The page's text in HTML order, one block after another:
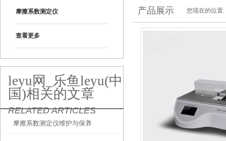
摩擦系数测定仪
查看更多
leyu网_乐鱼leyu(中
国)相关的文章
RELATED ARTICLES
摩擦系数测定仪维护与保养
产品展示 您现在的位置: